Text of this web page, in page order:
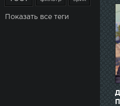
Показать все теги